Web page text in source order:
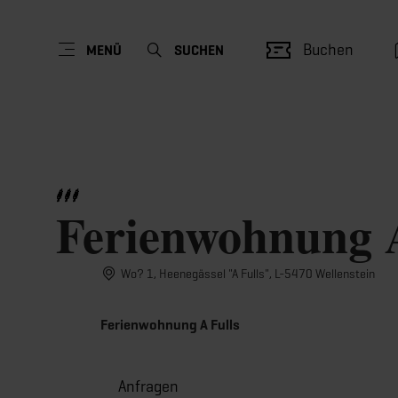
MENÜ SUCHEN Buchen
Ferienwohnung
Wo? 1, Heenegässel "A Fulls", L-5470 Wellenstein
Ferienwohnung A Fulls
Anfragen